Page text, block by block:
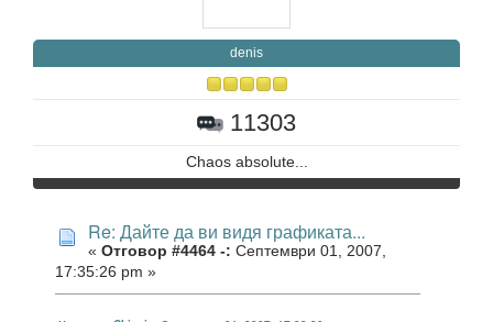
denis
11303
Chaos absolute...
Re: Дайте да ви видя графиката...
« Отговор #4464 -: Септември 01, 2007,
17:35:26 pm »